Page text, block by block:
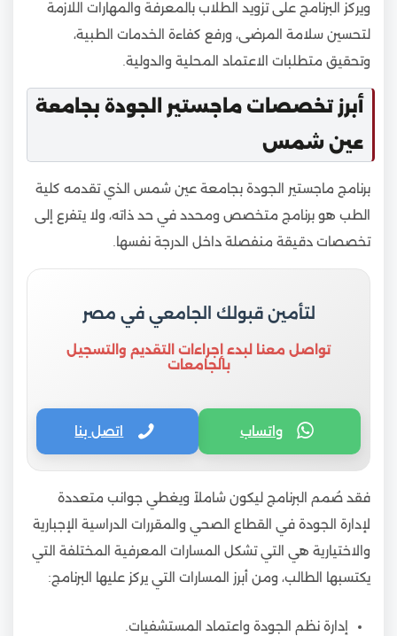
ويركز البرنامج على تزويد الطلاب بالمعرفة والمهارات اللازمة
لتحسين سلامة المرضى، ورفع كفاءة الخدمات الطبية،
وتحقيق متطلبات الاعتماد المحلية والدولية.
أبرز تخصصات ماجستير الجودة بجامعة
عين شمس
برنامج ماجستير الجودة بجامعة عين شمس الذي تقدمه كلية
الطب هو برنامج متخصص ومحدد في حد ذاته، ولا يتفرع إلى
تخصصات دقيقة منفصلة داخل الدرجة نفسها.
لتأمين قبولك الجامعي في مصر
تواصل معنا لبدء إجراءات التقديم والتسجيل
بالجامعات
واتساب اتصل بنا
فقد صُمم البرنامج ليكون شاملاً ويغطي جوانب متعددة
لإدارة الجودة في القطاع الصحي والمقررات الدراسية الإجبارية
والاختيارية هي التي تشكل المسارات المعرفية المختلفة التي
يكتسبها الطالب، ومن أبرز المسارات التي يركز عليها البرنامج:
إدارة نظم الجودة واعتماد المستشفيات.